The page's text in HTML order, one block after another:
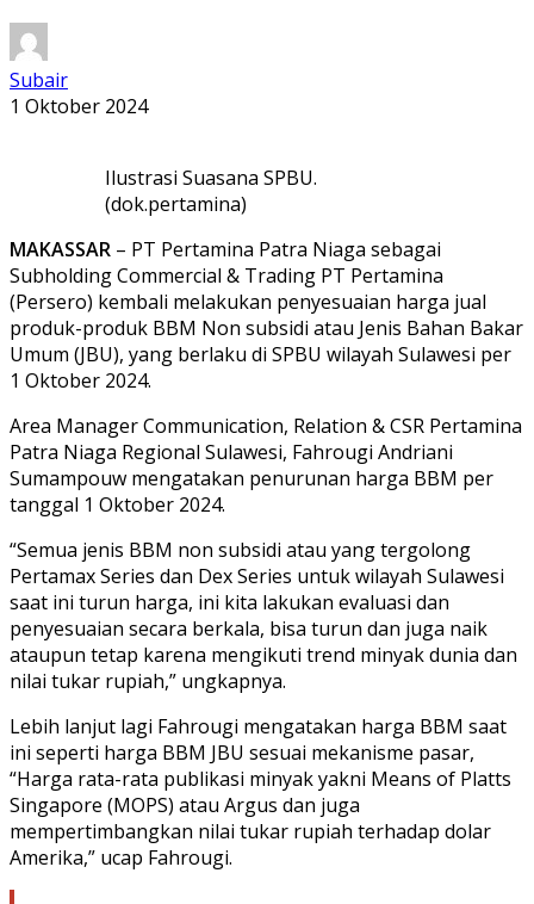
Subair
1 Oktober 2024
Ilustrasi Suasana SPBU.
(dok.pertamina)
MAKASSAR – PT Pertamina Patra Niaga sebagai
Subholding Commercial & Trading PT Pertamina
(Persero) kembali melakukan penyesuaian harga jual
produk-produk BBM Non subsidi atau Jenis Bahan Bakar
Umum (JBU), yang berlaku di SPBU wilayah Sulawesi per
1 Oktober 2024.
Area Manager Communication, Relation & CSR Pertamina
Patra Niaga Regional Sulawesi, Fahrougi Andriani
Sumampouw mengatakan penurunan harga BBM per
tanggal 1 Oktober 2024.
“Semua jenis BBM non subsidi atau yang tergolong
Pertamax Series dan Dex Series untuk wilayah Sulawesi
saat ini turun harga, ini kita lakukan evaluasi dan
penyesuaian secara berkala, bisa turun dan juga naik
ataupun tetap karena mengikuti trend minyak dunia dan
nilai tukar rupiah,” ungkapnya.
Lebih lanjut lagi Fahrougi mengatakan harga BBM saat
ini seperti harga BBM JBU sesuai mekanisme pasar,
“Harga rata-rata publikasi minyak yakni Means of Platts
Singapore (MOPS) atau Argus dan juga
mempertimbangkan nilai tukar rupiah terhadap dolar
Amerika,” ucap Fahrougi.